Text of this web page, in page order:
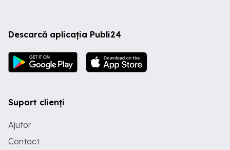
Descarcă aplicația Publi24
Suport clienți
Ajutor
Contact